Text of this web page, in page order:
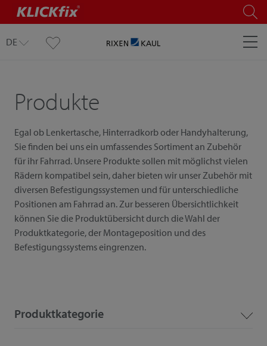
DE
Produkte
Egal ob Lenkertasche, Hinterradkorb oder Handyhalterung,
Sie finden bei uns ein umfassendes Sortiment an Zubehör
für ihr Fahrrad. Unsere Produkte sollen mit möglichst vielen
Rädern kompatibel sein, daher bieten wir unser Zubehör mit
diversen Befestigungssystemen und für unterschiedliche
Positionen am Fahrrad an. Zur besseren Übersichtlichkeit
können Sie die Produktübersicht durch die Wahl der
Produktkategorie, der Montageposition und des
Befestigungssystems eingrenzen.
Produktkategorie